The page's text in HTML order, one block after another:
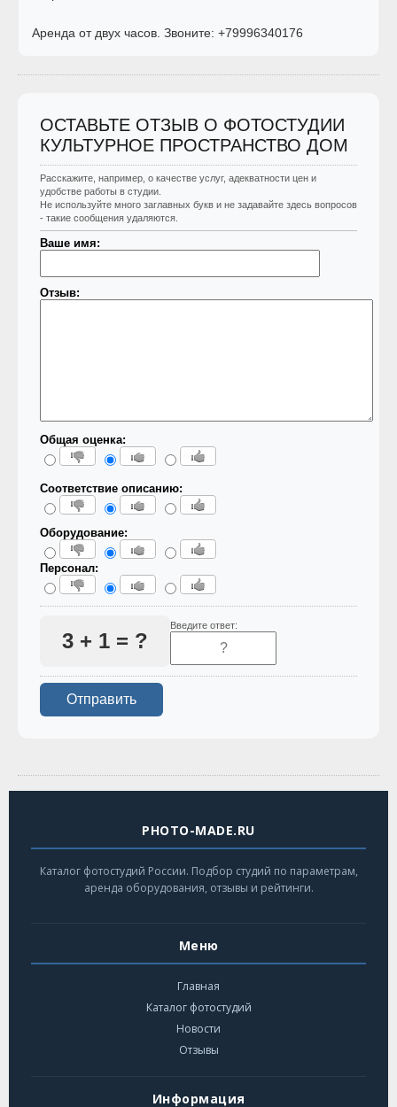
Аренда от двух часов. Звоните: +79996340176
ОСТАВЬТЕ ОТЗЫВ О ФОТОСТУДИИ
КУЛЬТУРНОЕ ПРОСТРАНСТВО ДОМ
Расскажите, например, о качестве услуг, адекватности цен и
удобстве работы в студии.
Не используйте много заглавных букв и не задавайте здесь вопросов
- такие сообщения удаляются.
Ваше имя:
Отзыв:
Общая оценка:
Соответствие описанию:
Оборудование:
Персонал:
3 + 1 = ?
Введите ответ:
PHOTO-MADE.RU
Каталог фотостудий России. Подбор студий по параметрам,
аренда оборудования, отзывы и рейтинги.
Меню
Главная
Каталог фотостудий
Новости
Отзывы
Информация